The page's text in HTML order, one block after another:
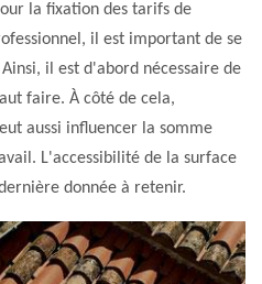
la fixation des tarifs de
il est important de se
il est d'abord nécessaire de
faire. À côté de cela,
aussi influencer la somme
L'accessibilité de la surface
donnée à retenir.